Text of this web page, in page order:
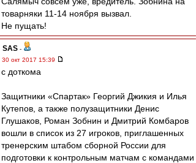
товарняки 11-14 ноября вызвал.
Не пущать!
SAS -
30 окт 2017 15:39
с доткома
Защитники «Спартак» Георгий Джикия и Илья
Кутепов, а также полузащитники Денис
Глушаков, Роман Зобнин и Дмитрий Комбаров
вошли в список из 27 игроков, приглашенных
тренерским штабом сборной России для
подготовки к контрольным матчам с командами